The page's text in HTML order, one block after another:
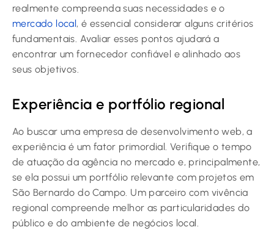
realmente compreenda suas necessidades e o
mercado local , é essencial considerar alguns critérios
fundamentais. Avaliar esses pontos ajudará a
encontrar um fornecedor confiável e alinhado aos
seus objetivos.
Experiência e portfólio regional
Ao buscar uma empresa de desenvolvimento web, a
experiência é um fator primordial. Verifique o tempo
de atuação da agência no mercado e, principalmente,
se ela possui um portfólio relevante com projetos em
São Bernardo do Campo. Um parceiro com vivência
regional compreende melhor as particularidades do
público e do ambiente de negócios local.